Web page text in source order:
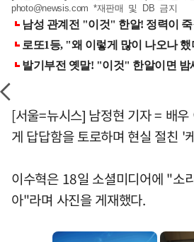
photo@newsis.com *재판매 및 DB 금지
[서울=뉴시스] 남정현 기자 = 배
게 답답함을 토로하며 현실 절친 '
이수혁은 18일 소셜미디어에 "소
아"라며 사진을 게재했다.